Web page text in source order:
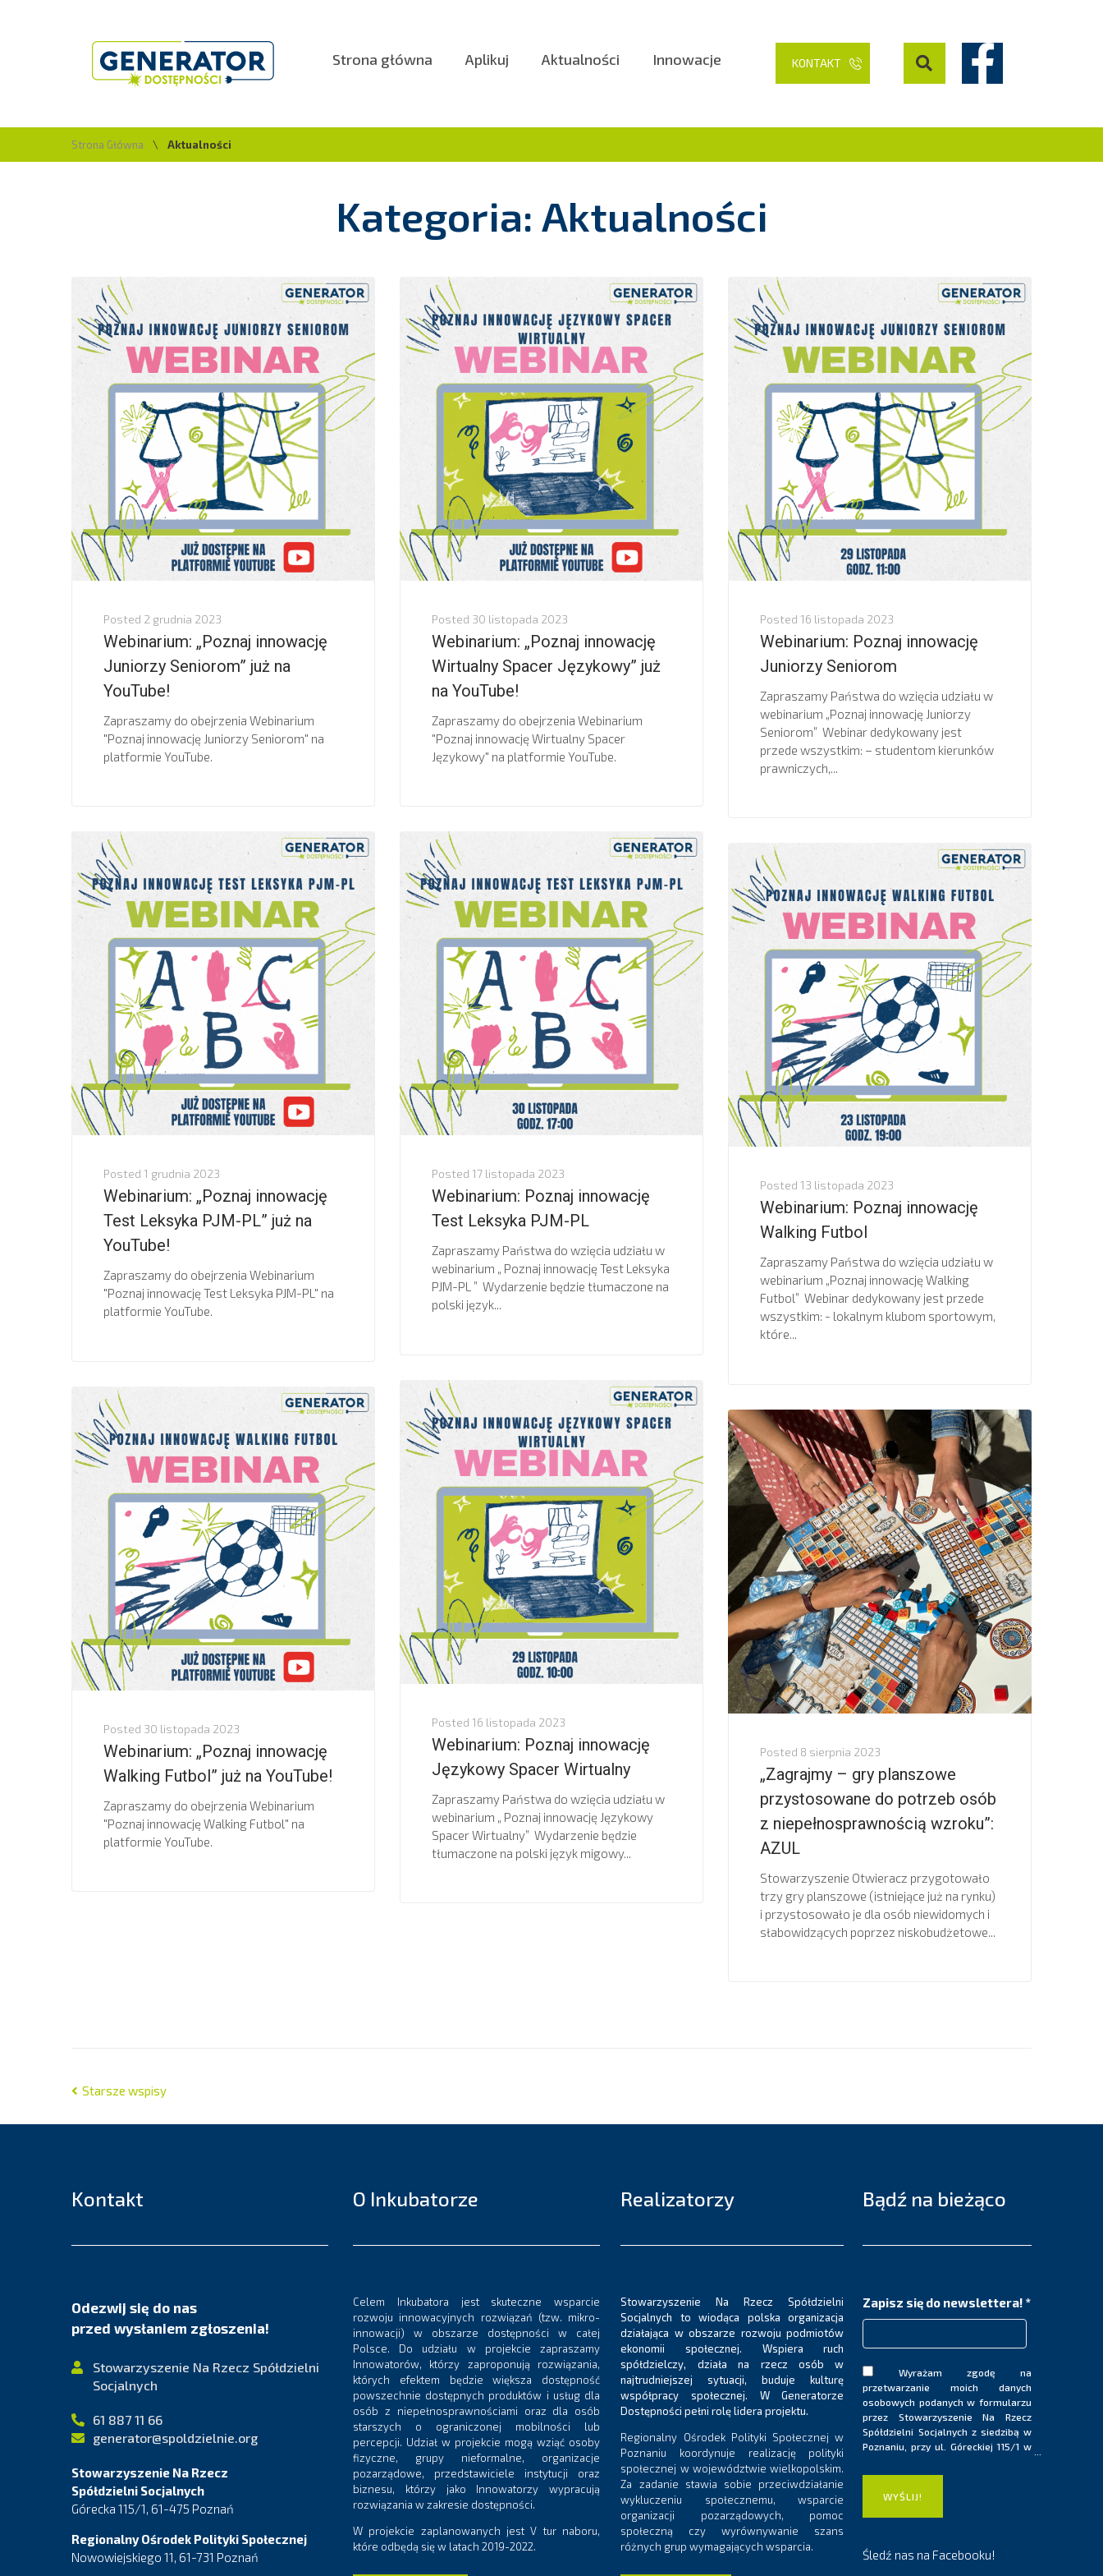
Strona główna Aplikuj Aktualności Innowacje KONTAKT
Strona Główna \ Aktualności
Kategoria: Aktualności
Posted 2 grudnia 2023
Webinarium: „Poznaj innowację
Juniorzy Seniorom” już na
YouTube!
Zapraszamy do obejrzenia Webinarium
"Poznaj innowację Juniorzy Seniorom" na
platformie YouTube.
Posted 1 grudnia 2023
Webinarium: „Poznaj innowację
Test Leksyka PJM-PL” już na
YouTube!
Zapraszamy do obejrzenia Webinarium
"Poznaj innowację Test Leksyka PJM-PL" na
platformie YouTube.
Posted 30 listopada 2023
Webinarium: „Poznaj innowację
Walking Futbol” już na YouTube!
Zapraszamy do obejrzenia Webinarium
"Poznaj innowację Walking Futbol" na
platformie YouTube.
Posted 30 listopada 2023
Webinarium: „Poznaj innowację
Wirtualny Spacer Językowy” już
na YouTube!
Zapraszamy do obejrzenia Webinarium
"Poznaj innowację Wirtualny Spacer
Językowy" na platformie YouTube.
Posted 17 listopada 2023
Webinarium: Poznaj innowację
Test Leksyka PJM-PL
Zapraszamy Państwa do wzięcia udziału w
webinarium „ Poznaj innowację Test Leksyka
PJM-PL ” Wydarzenie będzie tłumaczone na
polski język...
Posted 16 listopada 2023
Webinarium: Poznaj innowację
Językowy Spacer Wirtualny
Zapraszamy Państwa do wzięcia udziału w
webinarium „ Poznaj innowację Językowy
Spacer Wirtualny” Wydarzenie będzie
tłumaczone na polski język migowy...
Posted 16 listopada 2023
Webinarium: Poznaj innowację
Juniorzy Seniorom
Zapraszamy Państwa do wzięcia udziału w
webinarium „Poznaj innowację Juniorzy
Seniorom” Webinar dedykowany jest
przede wszystkim: – studentom kierunków
prawniczych,...
Posted 13 listopada 2023
Webinarium: Poznaj innowację
Walking Futbol
Zapraszamy Państwa do wzięcia udziału w
webinarium „Poznaj innowację Walking
Futbol” Webinar dedykowany jest przede
wszystkim: - lokalnym klubom sportowym,
które...
Posted 8 sierpnia 2023
„Zagrajmy – gry planszowe
przystosowane do potrzeb osób
z niepełnosprawnością wzroku”:
AZUL
Stowarzyszenie Otwieracz przygotowało
trzy gry planszowe (istniejące już na rynku)
i przystosowało je dla osób niewidomych i
słabowidzących poprzez niskobudżetowe...
Starsze wspisy
Kontakt
Odezwij się do nas
przed wysłaniem zgłoszenia!
Stowarzyszenie Na Rzecz Spółdzielni
Socjalnych
61 887 11 66
generator@spoldzielnie.org
Stowarzyszenie Na Rzecz
Spółdzielni Socjalnych
Górecka 115/1, 61-475 Poznań
Regionalny Ośrodek Polityki Społecznej
Nowowiejskiego 11, 61-731 Poznań
O Inkubatorze
Celem Inkubatora jest skuteczne wsparcie
rozwoju innowacyjnych rozwiązań (tzw. mikro-
innowacji) w obszarze dostępności w całej
Polsce. Do udziału w projekcie zapraszamy
Innowatorów, którzy zaproponują rozwiązania,
których efektem będzie większa dostępność
powszechnie dostępnych produktów i usług dla
osób z niepełnosprawnościami oraz dla osób
starszych o ograniczonej mobilności lub
percepcji. Udział w projekcie mogą wziąć osoby
fizyczne, grupy nieformalne, organizacje
pozarządowe, przedstawiciele instytucji oraz
biznesu, którzy jako Innowatorzy wypracują
rozwiązania w zakresie dostępności.
W projekcie zaplanowanych jest V tur naboru,
które odbędą się w latach 2019-2022.
Realizatorzy
Stowarzyszenie Na Rzecz Spółdzielni
Socjalnych to wiodąca polska organizacja
działająca w obszarze rozwoju podmiotów
ekonomii społecznej. Wspiera ruch
spółdzielczy, działa na rzecz osób w
najtrudniejszej sytuacji, buduje kulturę
współpracy społecznej. W Generatorze
Dostępności pełni rolę lidera projektu.
Regionalny Ośrodek Polityki Społecznej w
Poznaniu koordynuje realizację polityki
społecznej w województwie wielkopolskim.
Za zadanie stawia sobie przeciwdziałanie
wykluczeniu społecznemu, wsparcie
organizacji pozarządowych, pomoc
społeczną czy wyrównywanie szans
różnych grup wymagających wsparcia.
Bądź na bieżąco
Zapisz się do newslettera! *
Wyrażam zgodę na
przetwarzanie moich danych
osobowych podanych w formularzu
przez Stowarzyszenie Na Rzecz
Spółdzielni Socjalnych z siedzibą w
Poznaniu, przy ul. Góreckiej 115/1 w
przez Stowarzyszenie usługi
„Newsletter”. Dane nie będą
podmiotom. Jestem świadom/
prawa dostępu do treści moich
Śledź nas na Facebooku!